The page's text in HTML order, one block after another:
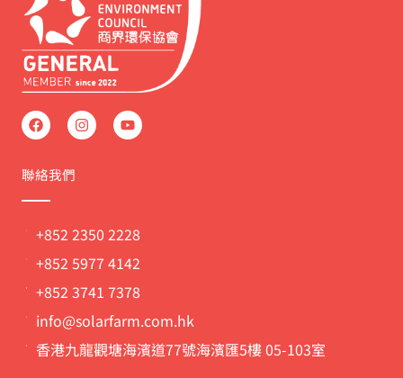
F
a
c
b
o
I
n
s
m
Y
o
u
聯絡我們
+852 2350 2228
+852 5977 4142
+852 3741 7378
info@solarfarm.com.hk
香港九龍觀塘海濱道77號海濱匯5樓 05-103室